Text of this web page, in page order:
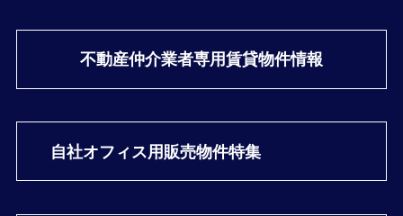
不動産仲介業者専用賃貸物件情報
自社オフィス用販売物件特集